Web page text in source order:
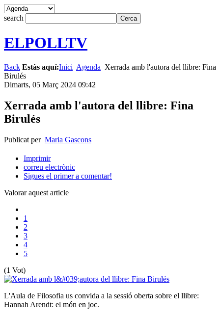
search
ELPOLLTV
Back Estàs aquí:Inici Agenda Xerrada amb l'autora del llibre: Fina
Birulés
Dimarts, 05 Març 2024 09:42
Xerrada amb l'autora del llibre: Fina
Birulés
Publicat per Maria Gascons
Imprimir
correu electrònic
Sigues el primer a comentar!
Valorar aquest article
1
2
3
4
5
(1 Vot)
L'Aula de Filosofia us convida a la sessió oberta sobre el llibre:
Hannah Arendt: el món en joc.